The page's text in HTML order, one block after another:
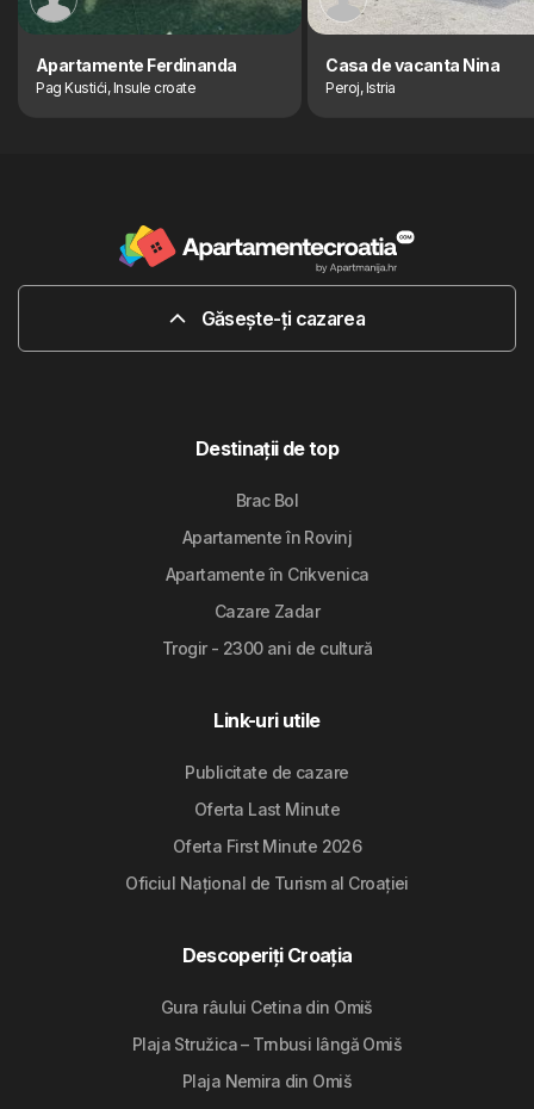
Apartamente Ferdinanda
Pag Kustići, Insule croate
Casa de vacanta Nina
Peroj, Istria
Găsește-ți cazarea
Destinaţii de top
Brac Bol
Apartamente în Rovinj
Apartamente în Crikvenica
Cazare Zadar
Trogir - 2300 ani de cultură
Link-uri utile
Publicitate de cazare
Oferta Last Minute
Oferta First Minute 2026
Oficiul Național de Turism al Croației
Descoperiți Croația
Gura râului Cetina din Omiš
Plaja Stružica – Trnbusi lângă Omiš
Plaja Nemira din Omiš